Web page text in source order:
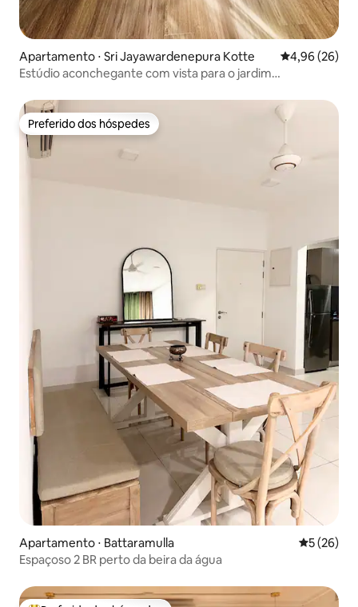
Apartamento ⋅ Sri Jayawardenepura Kotte 4,96 de uma
4,96 (26)
Estúdio aconchegante com vista para o jardim
Preferido dos hóspedes
Preferido dos hóspedes
Apartamento ⋅ Battaramulla 5 de uma
5 (26)
Espaçoso 2 BR perto da beira da água